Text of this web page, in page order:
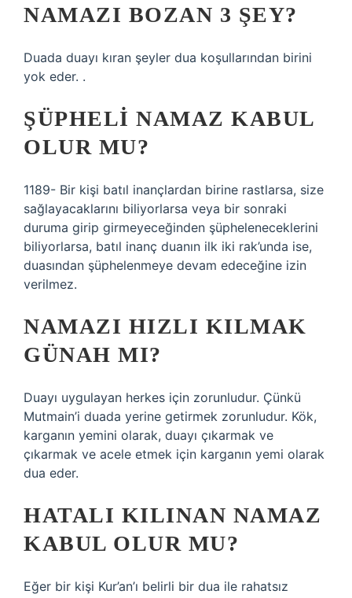
NAMAZI BOZAN 3 ŞEY?
Duada duayı kıran şeyler dua koşullarından birini
yok eder. .
ŞÜPHELI NAMAZ KABUL
OLUR MU?
1189- Bir kişi batıl inançlardan birine rastlarsa, size
sağlayacaklarını biliyorlarsa veya bir sonraki
duruma girip girmeyeceğinden şüpheleneceklerini
biliyorlarsa, batıl inanç duanın ilk iki rak’unda ise,
duasından şüphelenmeye devam edeceğine izin
verilmez.
NAMAZI HIZLI KILMAK
GÜNAH MI?
Duayı uygulayan herkes için zorunludur. Çünkü
Mutmain’i duada yerine getirmek zorunludur. Kök,
karganın yemini olarak, duayı çıkarmak ve
çıkarmak ve acele etmek için karganın yemi olarak
dua eder.
HATALI KILINAN NAMAZ
KABUL OLUR MU?
Eğer bir kişi Kur’an’ı belirli bir dua ile rahatsız